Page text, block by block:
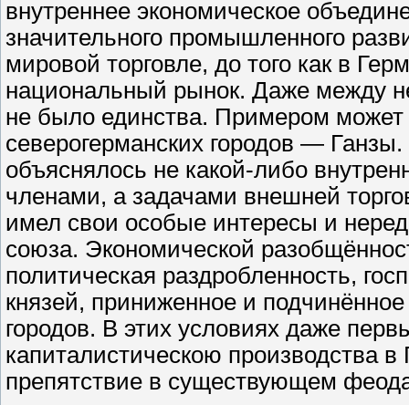
внутреннее экономическое
значительного промышленного
мировой торговле, до того как в
национальный рынок. Даже между
не было единства. Примером может
северогерманских городов —
объяснялось не какой-либо
членами, а задачами внешней
имел свои особые интересы и
союза. Экономической
политическая раздробленность,
князей, приниженное и
городов. В этих условиях даже
капиталистическою производства
препятствие в существующем